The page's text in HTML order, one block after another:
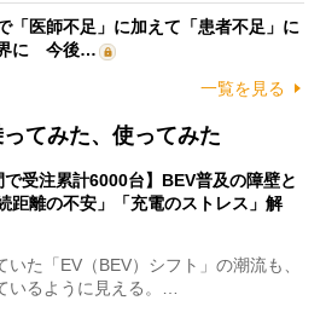
「医師不足」に加えて「患者不足」に
界に 今後…
一覧を見る
てみた、使ってみた
で受注累計6000台】BEV普及の障壁と
距離の不安」「充電のストレス」解
た「EV（BEV）シフト」の潮流も、
いるように見える。…